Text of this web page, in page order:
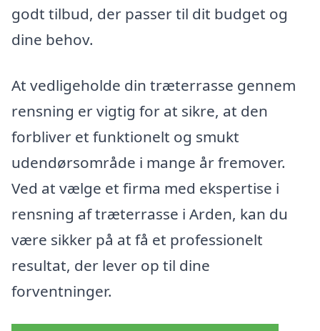
godt tilbud, der passer til dit budget og
dine behov.
At vedligeholde din træterrasse gennem
rensning er vigtig for at sikre, at den
forbliver et funktionelt og smukt
udendørsområde i mange år fremover.
Ved at vælge et firma med ekspertise i
rensning af træterrasse i Arden, kan du
være sikker på at få et professionelt
resultat, der lever op til dine
forventninger.